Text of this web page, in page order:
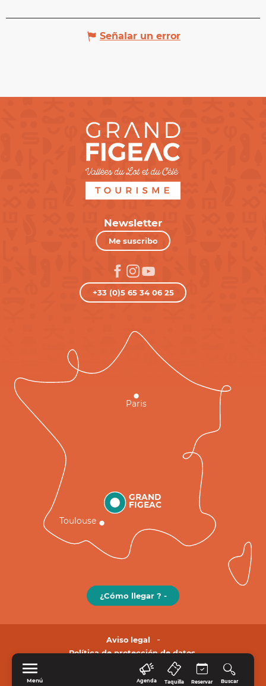
Menú Agenda Taquilla Reservar Buscar
Señalar un error
Newsletter
Me suscribo
+33 (0)5 65 34 06 25
GRAND
FIGEAC
Toulouse
Paris
¿Cómo llegar ? -
Aviso legal
Política de protección de datos.